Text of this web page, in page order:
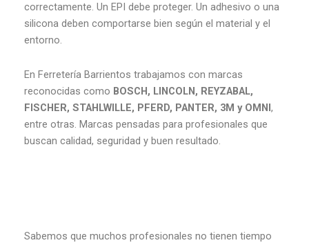
correctamente. Un EPI debe proteger. Un adhesivo o una
silicona deben comportarse bien según el material y el
entorno.
En Ferretería Barrientos trabajamos con marcas
reconocidas como BOSCH, LINCOLN, REYZABAL,
FISCHER, STAHLWILLE, PFERD, PANTER, 3M y OMNI,
entre otras. Marcas pensadas para profesionales que
buscan calidad, seguridad y buen resultado.
Sabemos que muchos profesionales no tienen tiempo